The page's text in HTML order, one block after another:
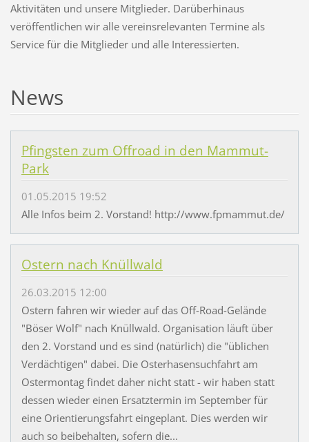
Aktivitäten und unsere Mitglieder. Darüberhinaus
veröffentlichen wir alle vereinsrelevanten Termine als
Service für die Mitglieder und alle Interessierten.
News
Pfingsten zum Offroad in den Mammut-
Park
01.05.2015 19:52
Alle Infos beim 2. Vorstand! http://www.fpmammut.de/
Ostern nach Knüllwald
26.03.2015 12:00
Ostern fahren wir wieder auf das Off-Road-Gelände
"Böser Wolf" nach Knüllwald. Organisation läuft über
den 2. Vorstand und es sind (natürlich) die "üblichen
Verdächtigen" dabei. Die Osterhasensuchfahrt am
Ostermontag findet daher nicht statt - wir haben statt
dessen wieder einen Ersatztermin im September für
eine Orientierungsfahrt eingeplant. Dies werden wir
auch so beibehalten, sofern die...